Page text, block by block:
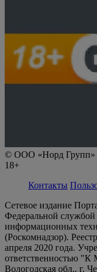
© ООО «Норд Групп»
18+
Контакты
Сетевое издание
Федеральной службой
информационных
(Роскомнадзор).
апреля 2020 года.
ответственностью "К
Вологодская обл., г.